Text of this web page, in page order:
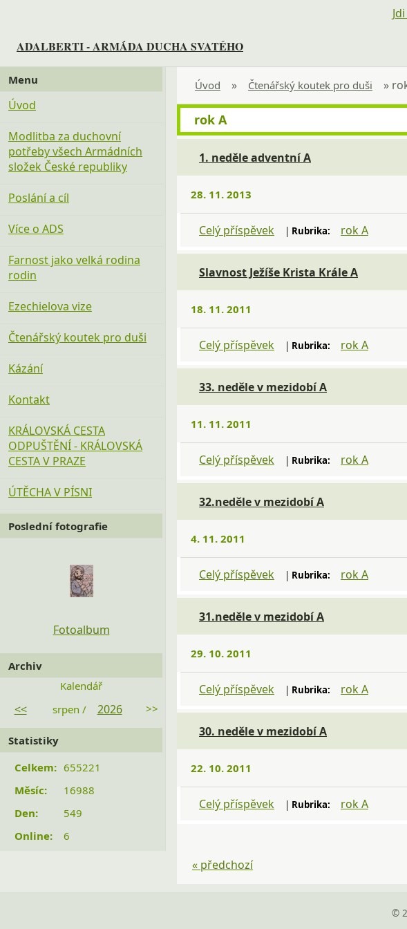
ADALBERTI - ARMÁDA DUCHA SVATÉHO
Úvod » Čtenářský koutek pro duši »
rok A
1. neděle adventní A
28. 11. 2013
Celý příspěvek | Rubrika: rok A
Slavnost Ježíše Krista Krále A
18. 11. 2011
Celý příspěvek | Rubrika: rok A
33. neděle v mezidobí A
11. 11. 2011
Celý příspěvek | Rubrika: rok A
32.neděle v mezidobí A
4. 11. 2011
Celý příspěvek | Rubrika: rok A
31.neděle v mezidobí A
29. 10. 2011
Celý příspěvek | Rubrika: rok A
30. neděle v mezidobí A
22. 10. 2011
Celý příspěvek | Rubrika: rok A
« předchozí
Menu
Úvod
Modlitba za duchovní
potřeby všech Armádních
složek České republiky
Poslání a cíl
Více o ADS
Farnost jako velká rodina
rodin
Ezechielova vize
Čtenářský koutek pro duši
Kázání
Kontakt
KRÁLOVSKÁ CESTA
ODPUŠTĚNÍ - KRÁLOVSKÁ
CESTA V PRAZE
ÚTĚCHA V PÍSNI
Poslední fotografie
Fotoalbum
Archiv
Kalendář
<< srpen / 2026 >>
Statistiky
Online: 6
Celkem: 655221
Měsíc:
16988
Den:
549
©